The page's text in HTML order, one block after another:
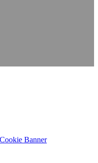
Banner